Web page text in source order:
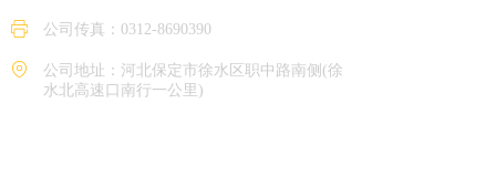
公司传真：0312-8690390
公司地址：河北保定市徐水区职中路南侧(徐
水北高速口南行一公里)